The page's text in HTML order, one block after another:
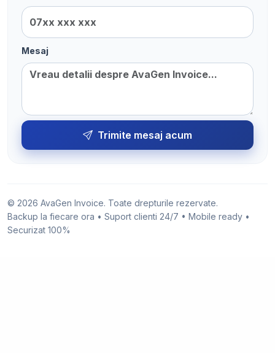
Mesaj
Trimite mesaj acum
© 2026 AvaGen Invoice. Toate drepturile rezervate.
Backup la fiecare ora • Suport clienti 24/7 • Mobile ready •
Securizat 100%